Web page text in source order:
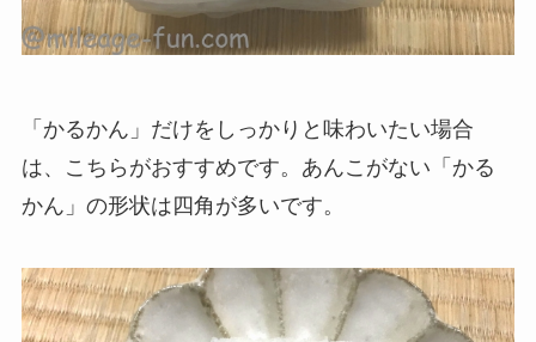
「かるかん」だけをしっかりと味わいたい場合
は、こちらがおすすめです。あんこがない「かる
かん」の形状は四角が多いです。